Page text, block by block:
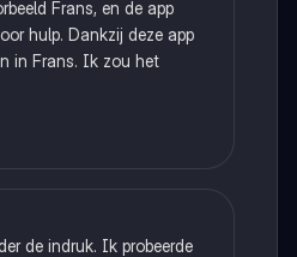
Frans, en de app
hulp. Dankzij deze app
in Frans. Ik zou het
de indruk. Ik probeerde